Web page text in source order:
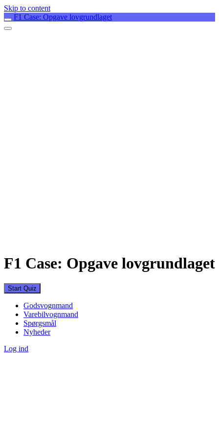
Skip to content
F1 Case: Opgave lovgrundlaget
F1 Case: Opgave lovgrundlaget
Godsvognmand
Varebilvognmand
Spørgsmål
Nyheder
Log ind